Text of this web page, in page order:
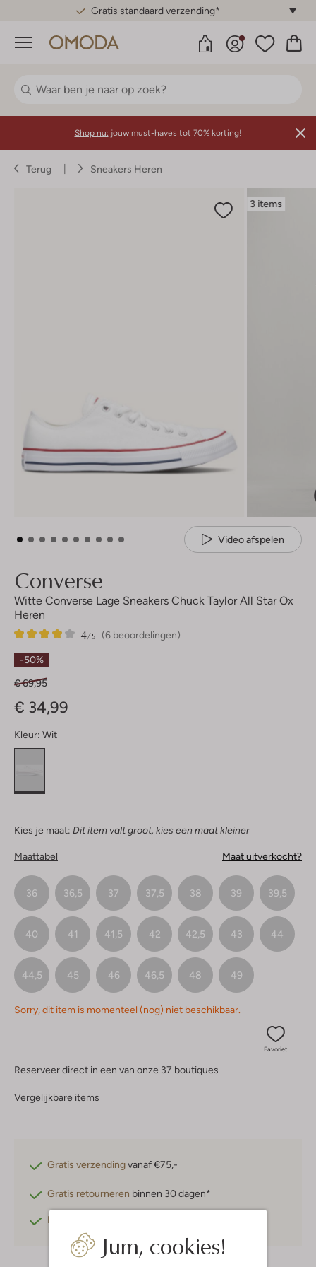
Gratis standaard verzending*
Menu
Jum, cookies!
Shop nu: jouw must-haves tot 70% korting!
Terug Sneakers Heren
3 items
Video afspelen
Converse
Witte Converse Lage Sneakers Chuck Taylor All Star Ox
Heren
(6 beoordelingen)
4/5
6
4
Sterren
-50%
€ 69,95
€ 34,99
Kleur: Wit
Kies je maat: Dit item valt groot, kies een maat kleiner
Maattabel Maat uitverkocht?
36 36,5 37 37,5 38 39 39,5
40 41 41,5 42 42,5 43 44
44,5 45 46 46,5 48 49
Sorry, dit item is momenteel (nog) niet beschikbaar.
Favoriet
Reserveer direct in een van onze 37 boutiques
Vergelijkbare items
Gratis verzendingvanaf €75,-
Gratis retourneren binnen 30 dagen*
Betaal achteraf